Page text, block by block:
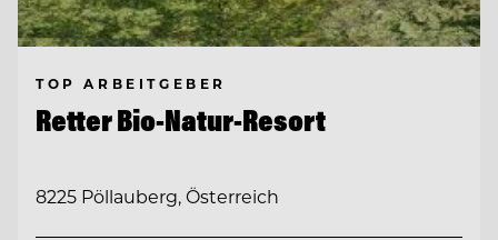
TOP ARBEITGEBER
Retter Bio-Natur-Resort
8225 Pöllauberg, Österreich